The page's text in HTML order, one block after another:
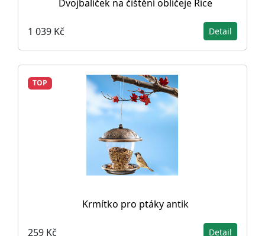
Dvojbalíček na čištění obličeje Rice
1 039 Kč Detail
TOP
Krmítko pro ptáky antik
259 Kč Detail